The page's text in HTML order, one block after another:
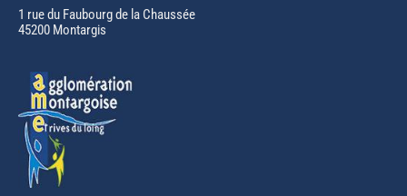
in
new
1 rue du Faubourg de la Chaussée
45200 Montargis